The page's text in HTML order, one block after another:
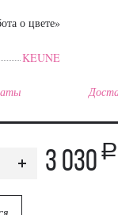
о цвете»
KEUNE
3 030 a